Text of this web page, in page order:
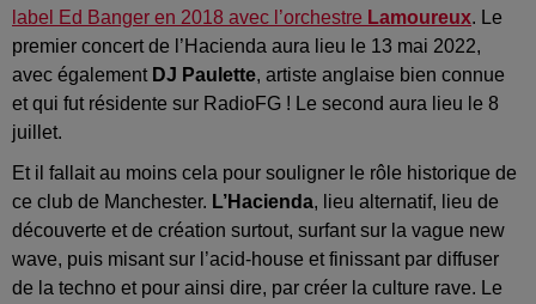
label Ed Banger en 2018 avec l’orchestre Lamoureux. Le
premier concert de l’Hacienda aura lieu le 13 mai 2022,
avec également DJ Paulette, artiste anglaise bien connue
et qui fut résidente sur RadioFG ! Le second aura lieu le 8
juillet.
Et il fallait au moins cela pour souligner le rôle historique de
ce club de Manchester. L’Hacienda, lieu alternatif, lieu de
découverte et de création surtout, surfant sur la vague new
wave, puis misant sur l’acid-house et finissant par diffuser
de la techno et pour ainsi dire, par créer la culture rave. Le